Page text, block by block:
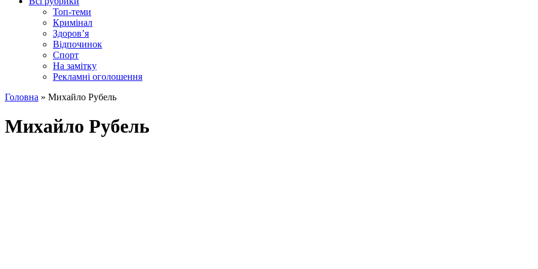
Топ-теми
Кримінал
Здоров’я
Відпочинок
Спорт
На замітку
Рекламні оголошення
Головна » Михайло Рубель
Михайло Рубель